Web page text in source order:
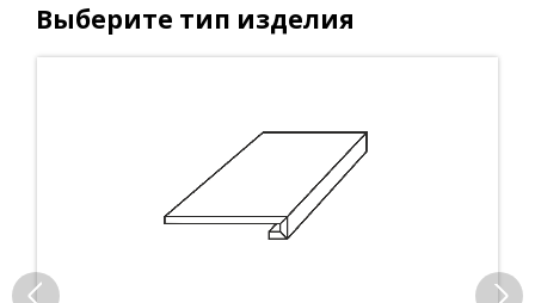
Выберите тип изделия